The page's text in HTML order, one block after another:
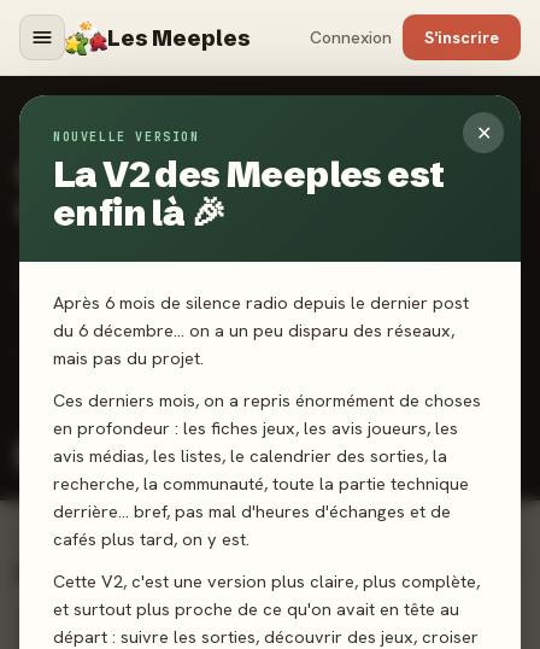
Les Meeples Connexion S'inscrire
✕
NOUVELLE VERSION
La V2 des Meeples est
enfin là 🎉
Après 6 mois de silence radio depuis le dernier post
du 6 décembre… on a un peu disparu des réseaux,
mais pas du projet.
Ces derniers mois, on a repris énormément de choses
en profondeur : les fiches jeux, les avis joueurs, les
avis médias, les listes, le calendrier des sorties, la
recherche, la communauté, toute la partie technique
derrière… bref, pas mal d'heures d'échanges et de
cafés plus tard, on y est.
Cette V2, c'est une version plus claire, plus complète,
et surtout plus proche de ce qu'on avait en tête au
départ : suivre les sorties, découvrir des jeux, croiser
SORTIES JEUX DE SOCIÉTÉ
Calendrier
des sorties
Les jeux sortent le vendredi. Activez une alerte et soyez
Ce mois : 46 sorties· 5 vendredis
Jeux de société
Enfant / Éveil
PASSÉ
Mardi 4 août